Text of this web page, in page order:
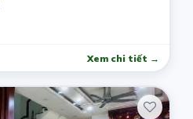
Xem chi tiết →